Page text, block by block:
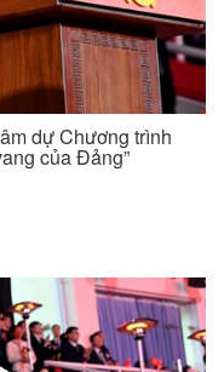
dự Chương trình
của Đảng”